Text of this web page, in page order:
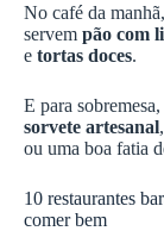
No café da
servem pão com
e tortas doces.
E para
sorvete artesanal
ou uma boa fatia
10 restaurantes
comer bem